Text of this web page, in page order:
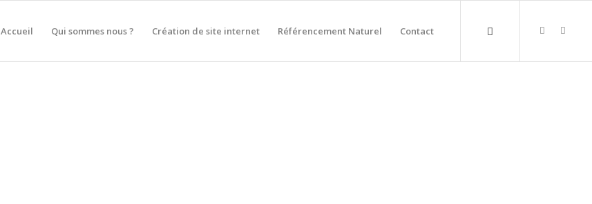
Accueil Qui sommes nous ? Création de site internet Référencement Naturel Contact